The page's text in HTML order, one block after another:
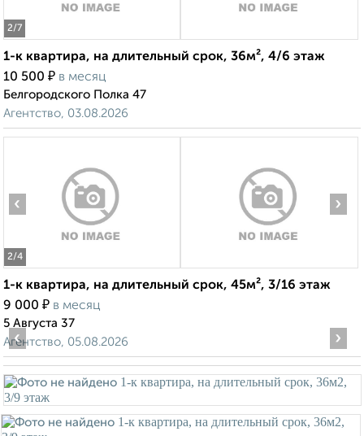
2/7
1-к квартира, на длительный срок, 36м², 4/6 этаж
10 500 ₽ в месяц
Белгородского Полка 47
Агентство, 03.08.2026
2/4
‹ ›
1-к квартира, на длительный срок, 45м², 3/16 этаж
9 000 ₽ в месяц
5 Августа 37
Агентство, 05.08.2026
‹ ›